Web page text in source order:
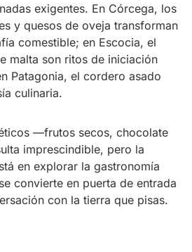
exigentes. En Córcega, los
y quesos de oveja transforman
comestible; en Escocia, el
malta son ritos de iniciación
Patagonia, el cordero asado
culinaria.
—frutos secos, chocolate
imprescindible, pero la
en explorar la gastronomía
convierte en puerta de entrada
con la tierra que pisas.